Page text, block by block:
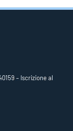
– Iscrizione al